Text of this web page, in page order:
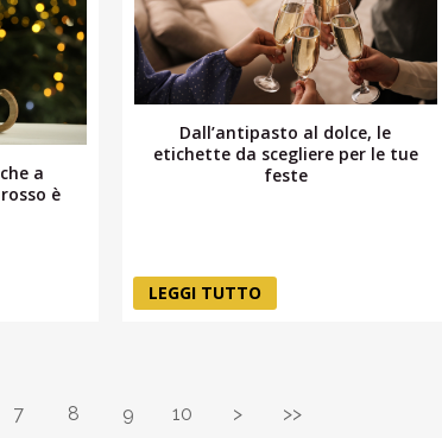
a
è
Dall’antipasto al dolce, le
etichette da scegliere per le tue
feste
LEGGI TUTTO
7 8 9 10 > >>